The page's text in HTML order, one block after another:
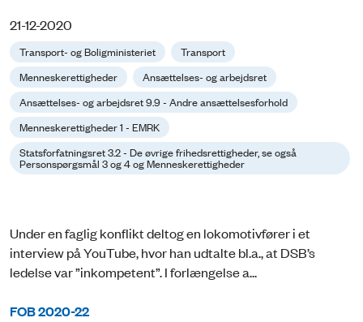
21-12-2020
Transport- og Boligministeriet
Transport
Menneskerettigheder
Ansættelses- og arbejdsret
Ansættelses- og arbejdsret 9.9 - Andre ansættelsesforhold
Menneskerettigheder 1 - EMRK
Statsforfatningsret 3.2 - De øvrige frihedsrettigheder, se også
Personspørgsmål 3 og 4 og Menneskerettigheder
Under en faglig konflikt deltog en lokomotivfører i et
interview på YouTube, hvor han udtalte bl.a., at DSB’s
ledelse var ”inkompetent”. I forlængelse a...
FOB 2020-22